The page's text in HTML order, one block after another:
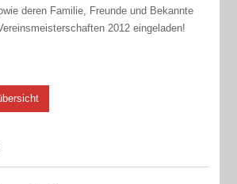
deren Familie, Freunde und Bekannte
2012 eingeladen!